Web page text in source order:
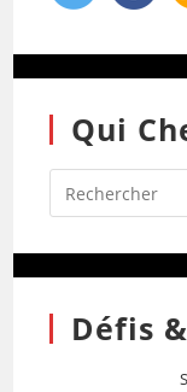
Qui
Défis